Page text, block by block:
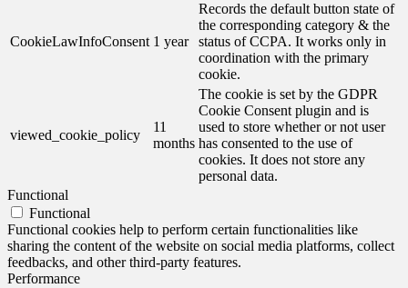
CookieLawInfoConsent 1 year
Records the default button state of
the corresponding category & the
status of CCPA. It works only in
coordination with the primary
cookie.
viewed_cookie_policy
11
months
The cookie is set by the GDPR
Cookie Consent plugin and is
used to store whether or not user
has consented to the use of
cookies. It does not store any
personal data.
Functional
Functional
Functional cookies help to perform certain functionalities like
sharing the content of the website on social media platforms, collect
feedbacks, and other third-party features.
Performance